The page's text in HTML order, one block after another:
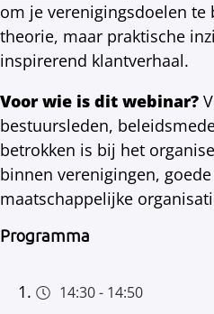
om je verenigingsdoelen te
theorie, maar praktische
inspirerend klantverhaal.
Voor wie is dit webinar?
bestuursleden,
betrokken is bij het
binnen verenigingen,
maatschappelijke
Programma
14:30- 14:50